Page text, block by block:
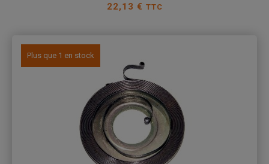
Prix
22,13 € TTC
Plus que 1 en stock